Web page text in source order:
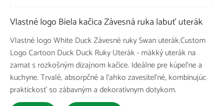
Vlastné logo Biela kačica Závesná ruka labuť uterák
Vlastné logo White Duck Závesné ruky Swan uterák.Custom
Logo Cartoon Duck Duck Ruky Uterák - mäkký uterák na
zamat s rozkošným dizajnom kačice. Ideálne pre kúpeľne a
kuchyne. Trvalé, absorpčné a ľahko zavesiteľné, kombinujúc
praktickosť so zábavným a dekoratívnym dotykom.